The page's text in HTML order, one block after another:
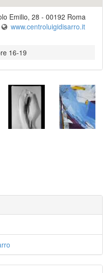
Emilio, 28 - 00192 Roma
www.centroluigidisarro.it
16-19